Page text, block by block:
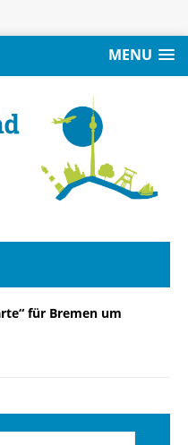
MENU
für Bremen um